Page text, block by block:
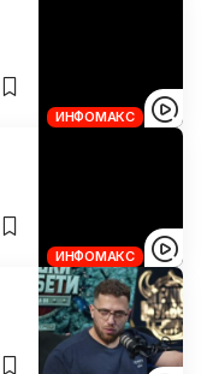
ИНФОМАКС
ИНФОМАКС